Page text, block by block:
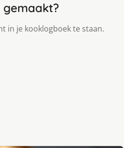
in je kooklogboek te staan.